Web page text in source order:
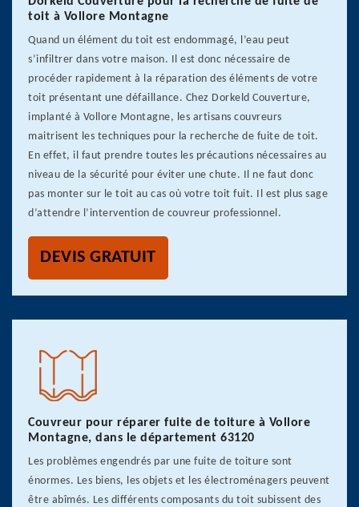
toit à Vollore Montagne
Quand un élément du toit est endommagé, l’eau peut
s’infiltrer dans votre maison. Il est donc nécessaire de
procéder rapidement à la réparation des éléments de votre
toit présentant une défaillance. Chez Dorkeld Couverture,
implanté à Vollore Montagne, les artisans couvreurs
maitrisent les techniques pour la recherche de fuite de toit.
En effet, il faut prendre toutes les précautions nécessaires au
niveau de la sécurité pour éviter une chute. Il ne faut donc
pas monter sur le toit au cas où votre toit fuit. Il est plus sage
d’attendre l’intervention de couvreur professionnel.
DEVIS GRATUIT
Couvreur pour réparer fuite de toiture à Vollore
Montagne, dans le département 63120
Les problèmes engendrés par une fuite de toiture sont
énormes. Les biens, les objets et les électroménagers peuvent
être abîmés. Les différents composants du toit subissent des